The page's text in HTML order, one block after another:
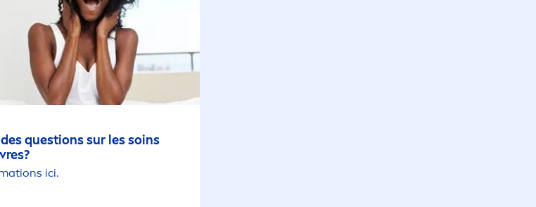
questions sur les soins
ici.